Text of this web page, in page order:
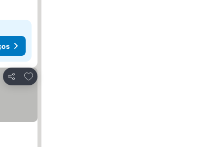
Partilhar
Adicionar aos favoritos